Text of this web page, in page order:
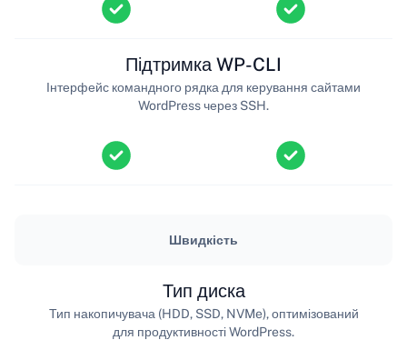
Підтримка WP-CLI
Інтерфейс командного рядка для керування сайтами
WordPress через SSH.
Швидкість
Тип диска
Тип накопичувача (HDD, SSD, NVMe), оптимізований
для продуктивності WordPress.